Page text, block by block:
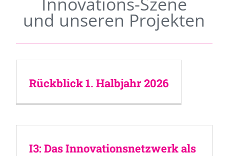
und unseren Projekten
Rückblick 1. Halbjahr 2026
I3: Das Innovationsnetzwerk als